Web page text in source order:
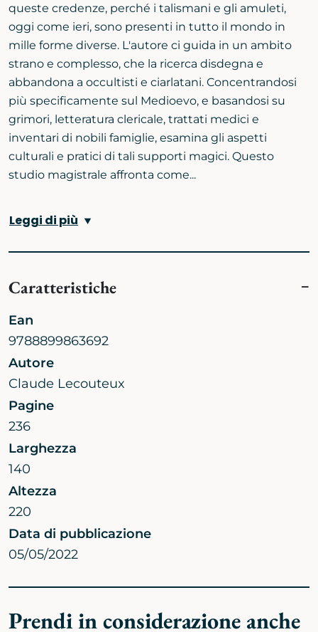
queste credenze, perché i talismani e gli amuleti,
oggi come ieri, sono presenti in tutto il mondo in
mille forme diverse. L'autore ci guida in un ambito
strano e complesso, che la ricerca disdegna e
abbandona a occultisti e ciarlatani. Concentrandosi
più specificamente sul Medioevo, e basandosi su
grimori, letteratura clericale, trattati medici e
inventari di nobili famiglie, esamina gli aspetti
culturali e pratici di tali supporti magici. Questo
studio magistrale affronta come...
Leggi di più
Caratteristiche
Ean
9788899863692
Autore
Claude Lecouteux
Pagine
236
Larghezza
140
Altezza
220
Data di pubblicazione
05/05/2022
Prendi in considerazione anche